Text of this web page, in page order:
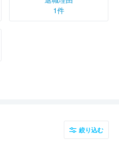
1件
絞り込む